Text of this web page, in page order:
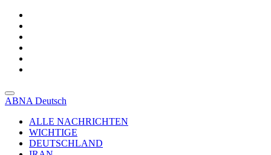
ABNA Deutsch
ALLE NACHRICHTEN
WICHTIGE
DEUTSCHLAND